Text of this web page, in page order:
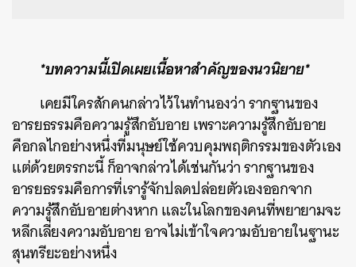
*บทความนี้เปิดเผยเนื้อหาสำคัญของนวนิยาย*
เคยมีใครสักคนกล่าวไว้ในทำนองว่า รากฐานของ
อารยธรรมคือความรู้สึกอับอาย เพราะความรู้สึกอับอาย
คือกลไกอย่างหนึ่งที่มนุษย์ใช้ควบคุมพฤติกรรมของตัวเอง
แต่ด้วยตรรกะนี้ ก็อาจกล่าวได้เช่นกันว่า รากฐานของ
อารยธรรมคือการที่เรารู้จักปลดปล่อยตัวเองออกจาก
ความรู้สึกอับอายต่างหาก และในโลกของคนที่พยายามจะ
หลีกเลี่ยงความอับอาย อาจไม่เข้าใจความอับอายในฐานะ
สุนทรียะอย่างหนึ่ง